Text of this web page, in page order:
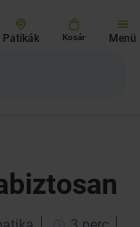
Patikák Kosár Menü